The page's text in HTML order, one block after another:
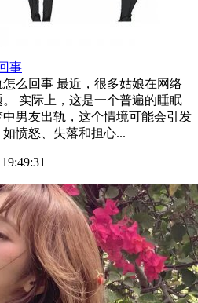
事
么回事 最近，很多姑娘在网络
。 实际上，这是一个普遍的睡眠
男友出轨，这个情境可能会引发
愤怒、失落和担心...